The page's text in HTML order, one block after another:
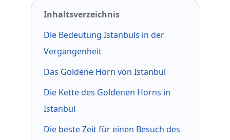
Inhaltsverzeichnis
Die Bedeutung Istanbuls in der
Vergangenheit
Das Goldene Horn von Istanbul
Die Kette des Goldenen Horns in
Istanbul
Die beste Zeit für einen Besuch des